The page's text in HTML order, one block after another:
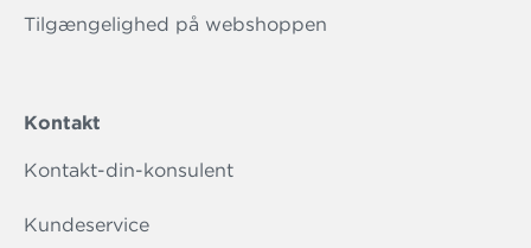
Tilgængelighed på webshoppen
Kontakt
Kontakt-din-konsulent
Kundeservice